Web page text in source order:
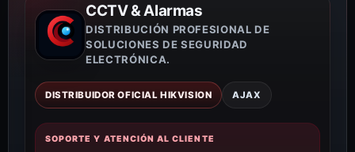
CCTV & Alarmas
DISTRIBUCIÓN PROFESIONAL DE
SOLUCIONES DE SEGURIDAD
ELECTRÓNICA.
DISTRIBUIDOR OFICIAL HIKVISION AJAX
SOPORTE Y ATENCIÓN AL CLIENTE